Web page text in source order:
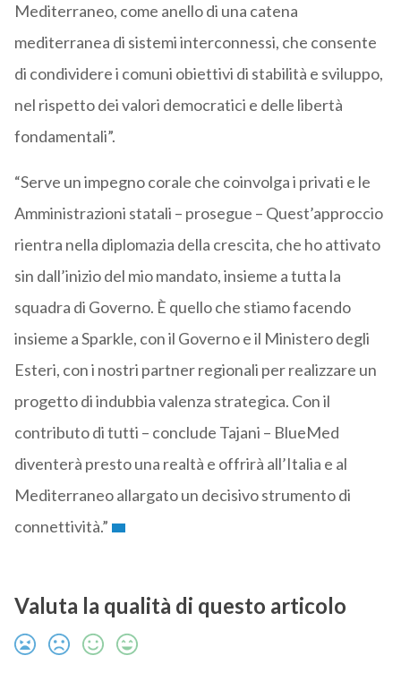
Mediterraneo, come anello di una catena
mediterranea di sistemi interconnessi, che consente
di condividere i comuni obiettivi di stabilità e sviluppo,
nel rispetto dei valori democratici e delle libertà
fondamentali”.
“Serve un impegno corale che coinvolga i privati e le
Amministrazioni statali – prosegue – Quest’approccio
rientra nella diplomazia della crescita, che ho attivato
sin dall’inizio del mio mandato, insieme a tutta la
squadra di Governo. È quello che stiamo facendo
insieme a Sparkle, con il Governo e il Ministero degli
Esteri, con i nostri partner regionali per realizzare un
progetto di indubbia valenza strategica. Con il
contributo di tutti – conclude Tajani – BlueMed
diventerà presto una realtà e offrirà all’Italia e al
Mediterraneo allargato un decisivo strumento di
connettività.”
Valuta la qualità di questo articolo